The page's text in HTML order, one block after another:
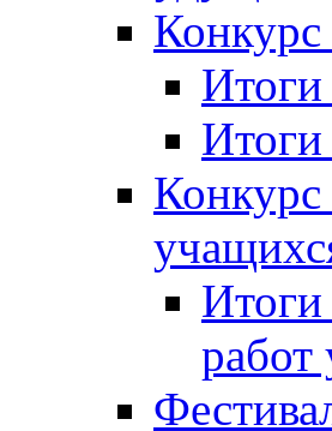
Конкурс
Итоги
Конкурс
Итоги
работ